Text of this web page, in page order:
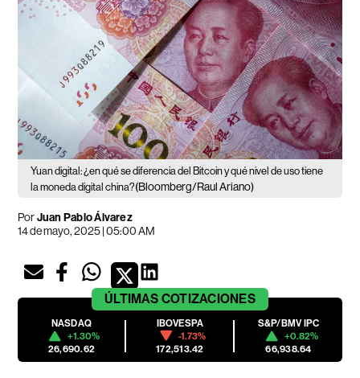
Yuan digital: ¿en qué se diferencia del Bitcoin y qué nivel de uso tiene
la moneda digital china?(Bloomberg/Raul Ariano)
PorJuan Pablo Álvarez
14 de mayo, 2025 | 05:00 AM
ÚLTIMAS COTIZACIONES
NASDAQ
+1.30%
26,690.62
IBOVESPA
-1.73%
172,513.42
S&P/BMV IPC
+0.82%
66,938.64